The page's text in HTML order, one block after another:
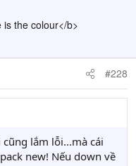
is the colour</b>
#228
lắm lỗi...mà cái
new! Nếu down về